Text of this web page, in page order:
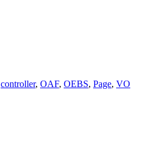
controller, OAF, OEBS, Page, VO